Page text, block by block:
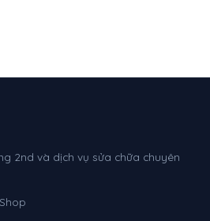
2nd và dịch vụ sửa chữa chuyên